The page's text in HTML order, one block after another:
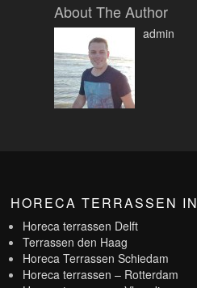
About The Author
admin
HORECA TERRASSEN IN
Horeca terrassen Delft
Terrassen den Haag
Horeca Terrassen Schiedam
Horeca terrassen – Rotterdam